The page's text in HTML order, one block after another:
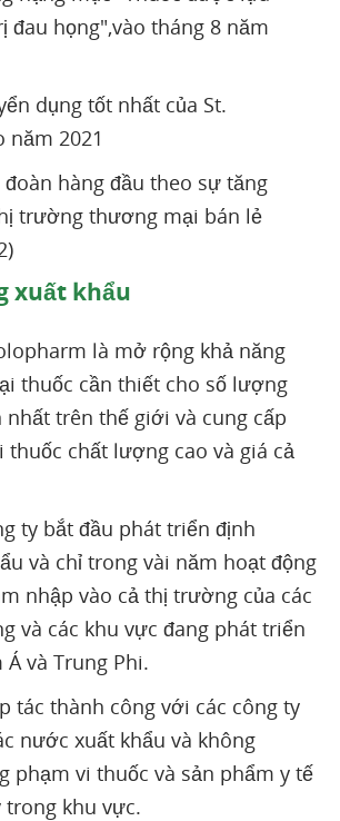
đau họng",vào tháng 8 năm
dụng tốt nhất của St.
năm 2021
hàng đầu theo sự tăng
trường thương mại bán lẻ
xuất khẩu
là mở rộng khả năng
thuốc cần thiết cho số lượng
trên thế giới và cung cấp
thuốc chất lượng cao và giá cả
ty bắt đầu phát triển định
và chỉ trong vài năm hoạt động
nhập vào cả thị trường của các
và các khu vực đang phát triển
và Trung Phi.
tác thành công với các công ty
nước xuất khẩu và không
phạm vi thuốc và sản phẩm y tế
khu vực.